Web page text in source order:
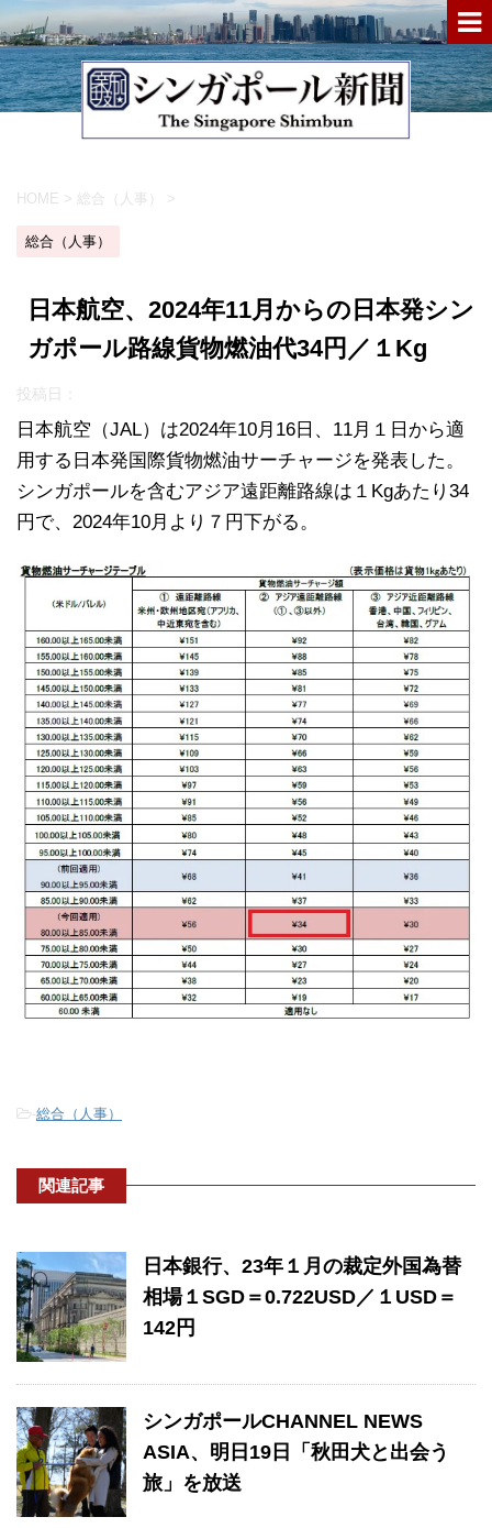
HOME > 総合（人事） >
総合（人事）
日本航空、2024年11月からの日本発シン
ガポール路線貨物燃油代34円／１Kg
投稿日：
日本航空（JAL）は2024年10月16日、11月１日から適
用する日本発国際貨物燃油サーチャージを発表した。
シンガポールを含むアジア遠距離路線は１Kgあたり34
円で、2024年10月より７円下がる。
-総合（人事）
関連記事
日本銀行、23年１月の裁定外国為替
相場１SGD＝0.722USD／１USD＝
142円
シンガポールCHANNEL NEWS
ASIA、明日19日「秋田犬と出会う
旅」を放送